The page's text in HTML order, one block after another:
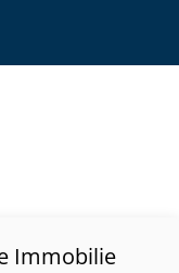
Immobilie